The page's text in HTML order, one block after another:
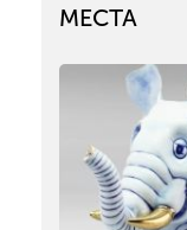
МЕСТА